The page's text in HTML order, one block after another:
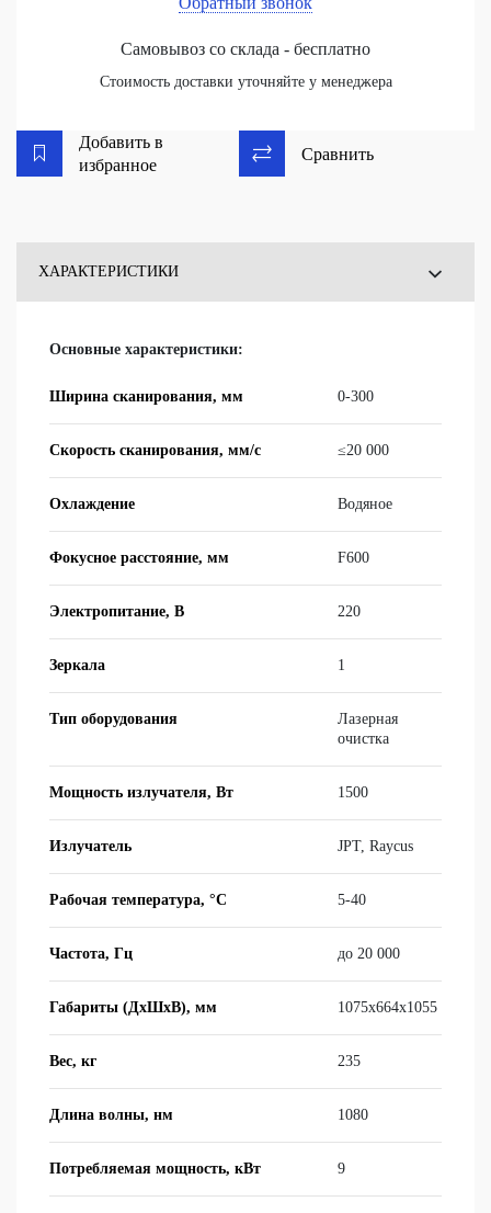
Самовывоз со склада - бесплатно
Стоимость доставки уточняйте у менеджера
Добавить в
избранное
Сравнить
ХАРАКТЕРИСТИКИ
ВОПРОСЫ
Основные характеристики:
Ширина сканирования, мм 0-300
Скорость сканирования, мм/с ≤20 000
Охлаждение Во­дя­ное
Фокусное расстояние, мм F600
Электропитание, В 220
Зеркала 1
Тип оборудования
Ла­зер­ная
очист­ка
Мощность излучателя, Вт 1500
Излучатель JPT, Raycus
Рабочая температура, °C 5-40
Частота, Гц до 20 000
Габариты (ДхШхВ), мм 1075x664x1055
Вес, кг 235
Длина волны, нм 1080
Потребляемая мощность, кВт 9